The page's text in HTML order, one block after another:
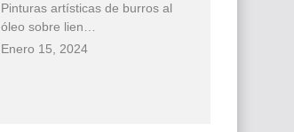
Pinturas artísticas de burros al
óleo sobre lien…
Enero 15, 2024